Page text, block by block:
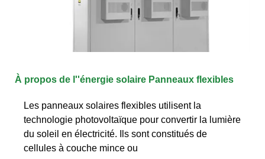
À propos de l''énergie solaire Panneaux flexibles
Les panneaux solaires flexibles utilisent la
technologie photovoltaïque pour convertir la lumière
du soleil en électricité. Ils sont constitués de
cellules à couche mince ou